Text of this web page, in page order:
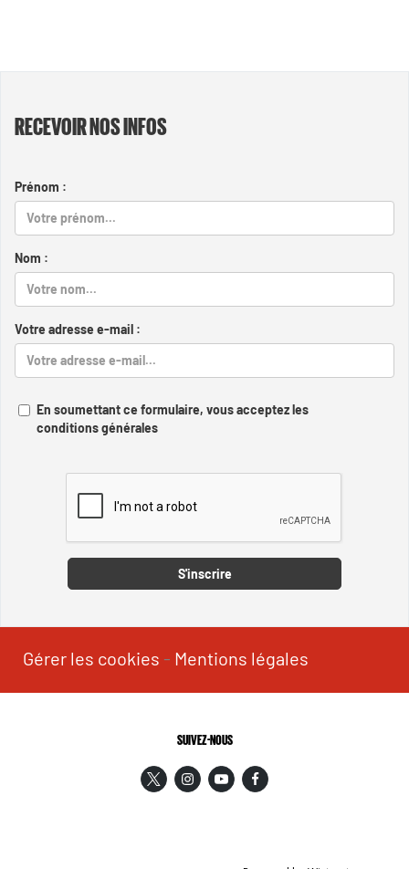
RECEVOIR NOS INFOS
Prénom :
Nom :
Votre adresse e-mail :
En soumettant ce formulaire, vous acceptez les
conditions générales
S'inscrire
Gérer les cookies - Mentions légales
SUIVEZ-NOUS